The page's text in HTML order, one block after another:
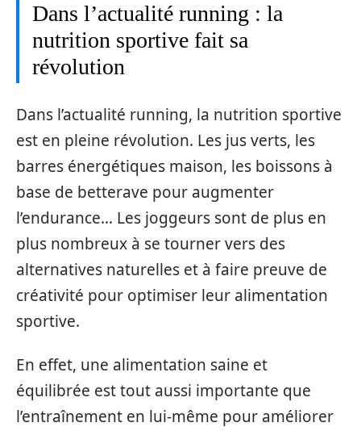
Dans l’actualité running : la
nutrition sportive fait sa
révolution
Dans l’actualité running, la nutrition sportive
est en pleine révolution. Les jus verts, les
barres énergétiques maison, les boissons à
base de betterave pour augmenter
l’endurance… Les joggeurs sont de plus en
plus nombreux à se tourner vers des
alternatives naturelles et à faire preuve de
créativité pour optimiser leur alimentation
sportive.
En effet, une alimentation saine et
équilibrée est tout aussi importante que
l’entraînement en lui-même pour améliorer